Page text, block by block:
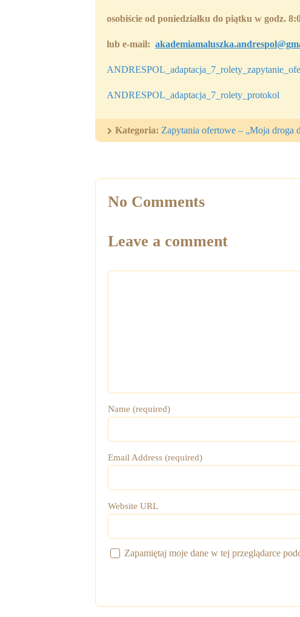
osobiście od poniedziałku do piątku w godz.
lub e-mail:
ANDRESPOL_adaptacja_7_rolety_protokol
Kategoria: Zapytania ofertowe – „Moja droga
No Comments
Leave a comment
Name (required)
Email Address (required)
Website URL
Zapamiętaj moje dane w tej przeglądarce